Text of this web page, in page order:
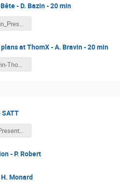
- D. Bazin - 20 min
15_D_Bazin_Pres_Thomx_17dec2018.pdf
at ThomX - A. Bravin - 20 min
16_A_Bravin-ThomX_final_dec2018_3.pptx
18_SATT-Presentation ThomX 2018-12-18.pptx
- P. Robert
Monard